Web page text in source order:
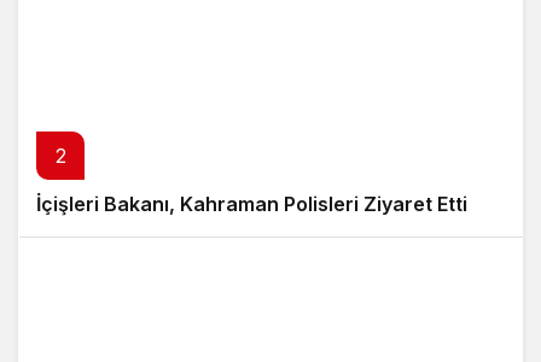
2
İçişleri Bakanı, Kahraman Polisleri Ziyaret Etti